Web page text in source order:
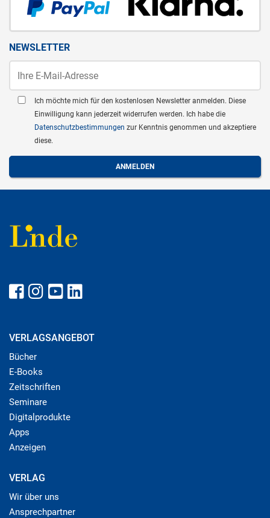
NEWSLETTER
Ich möchte mich für den kostenlosen Newsletter anmelden. Diese
Einwilligung kann jederzeit widerrufen werden. Ich habe die
Datenschutzbestimmungen zur Kenntnis genommen und akzeptiere
diese.
VERLAGSANGEBOT
Bücher
E-Books
Zeitschriften
Seminare
Digitalprodukte
Apps
Anzeigen
VERLAG
Wir über uns
Ansprechpartner